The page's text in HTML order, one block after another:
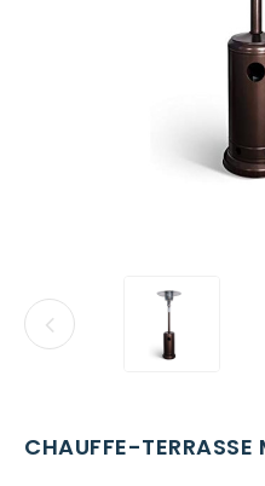
CHAUFFE-TERRASSE